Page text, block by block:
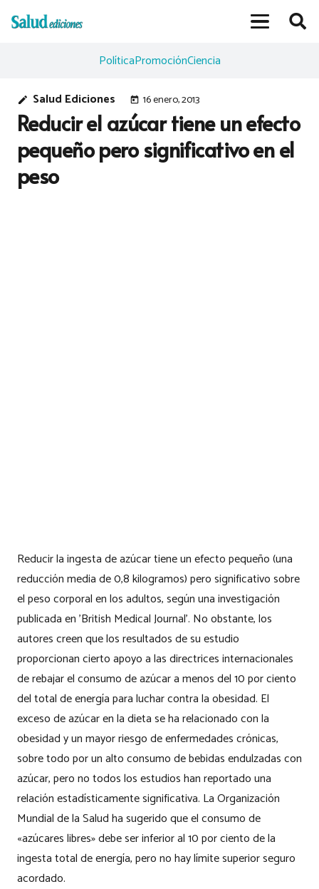
PolíticaPromociónCiencia
edit Salud Ediciones today 16 enero, 2013
Reducir el azúcar tiene un efecto
pequeño pero significativo en el
peso
Reducir la ingesta de azúcar tiene un efecto pequeño (una
reducción media de 0,8 kilogramos) pero significativo sobre
el peso corporal en los adultos, según una investigación
publicada en 'British Medical Journal'. No obstante, los
autores creen que los resultados de su estudio
proporcionan cierto apoyo a las directrices internacionales
de rebajar el consumo de azúcar a menos del 10 por ciento
del total de energía para luchar contra la obesidad. El
exceso de azúcar en la dieta se ha relacionado con la
obesidad y un mayor riesgo de enfermedades crónicas,
sobre todo por un alto consumo de bebidas endulzadas con
azúcar, pero no todos los estudios han reportado una
relación estadísticamente significativa. La Organización
Mundial de la Salud ha sugerido que el consumo de
«azúcares libres» debe ser inferior al 10 por ciento de la
ingesta total de energía, pero no hay límite superior seguro
acordado.